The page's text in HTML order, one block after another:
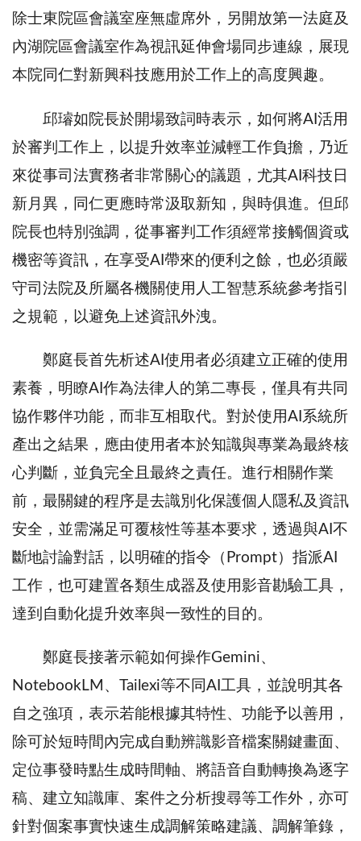
除士東院區會議室座無虛席外，另開放第一法庭及
內湖院區會議室作為視訊延伸會場同步連線，展現
本院同仁對新興科技應用於工作上的高度興趣。
邱璿如院長於開場致詞時表示，如何將AI活用
於審判工作上，以提升效率並減輕工作負擔，乃近
來從事司法實務者非常關心的議題，尤其AI科技日
新月異，同仁更應時常汲取新知，與時俱進。但邱
院長也特別強調，從事審判工作須經常接觸個資或
機密等資訊，在享受AI帶來的便利之餘，也必須嚴
守司法院及所屬各機關使用人工智慧系統參考指引
之規範，以避免上述資訊外洩。
鄭庭長首先析述AI使用者必須建立正確的使用
素養，明瞭AI作為法律人的第二專長，僅具有共同
協作夥伴功能，而非互相取代。對於使用AI系統所
產出之結果，應由使用者本於知識與專業為最終核
心判斷，並負完全且最終之責任。進行相關作業
前，最關鍵的程序是去識別化保護個人隱私及資訊
安全，並需滿足可覆核性等基本要求，透過與AI不
斷地討論對話，以明確的指令（Prompt）指派AI
工作，也可建置各類生成器及使用影音勘驗工具，
達到自動化提升效率與一致性的目的。
鄭庭長接著示範如何操作Gemini、
NotebookLM、Tailexi等不同AI工具，並說明其各
自之強項，表示若能根據其特性、功能予以善用，
除可於短時間內完成自動辨識影音檔案關鍵畫面、
定位事發時點生成時間軸、將語音自動轉換為逐字
稿、建立知識庫、案件之分析搜尋等工作外，亦可
針對個案事實快速生成調解策略建議、調解筆錄，